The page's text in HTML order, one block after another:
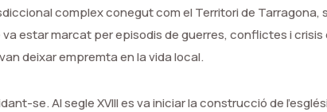
complex conegut com el Territori de Tarragona,
estar marcat per episodis de guerres, conflictes i
deixar empremta en la vida local.
se. Al segle XVIII es va iniciar la construcció de